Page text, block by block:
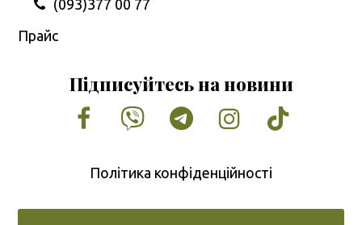
(093)377 00 77
Прайс
Підписуйтесь на новини
Facebook
VimeoTumblrInstagram
Tiktok
Політика конфіденційності